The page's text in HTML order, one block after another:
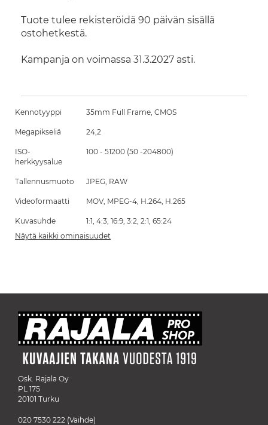
Tuote tulee rekisteröidä 90 päivän sisällä
ostohetkestä.
Kampanja on voimassa 31.3.2027 asti.
Kennotyyppi 35mm Full Frame, CMOS
Megapikseliä 24,2
ISO-
herkkyysalue
100 - 51200 (50 -204800)
Tallennusmuoto JPEG, RAW
Videoformaatti MOV, MPEG-4, H.264, H.265
Kuvasuhde
1:1, 4:3, 16:9, 3:2, 2:1, 65:24
Näytä kaikki ominaisuudet
Osk. Rajala Oy
PL 175
20101 Turku
020 7530 222 (Vaihde)